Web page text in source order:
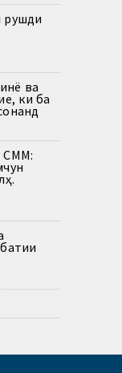
рушди
ва
ки ба
СММ: